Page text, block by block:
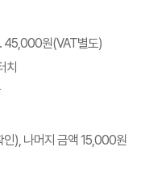
45,000원(VAT별도)
치
인), 나머지 금액 15,000원